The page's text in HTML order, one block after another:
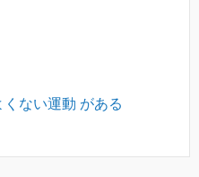
ない運動 がある